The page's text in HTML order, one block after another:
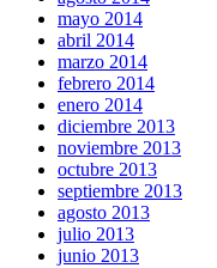
mayo 2014
abril 2014
marzo 2014
febrero 2014
enero 2014
diciembre 2013
noviembre 2013
octubre 2013
septiembre 2013
agosto 2013
julio 2013
junio 2013